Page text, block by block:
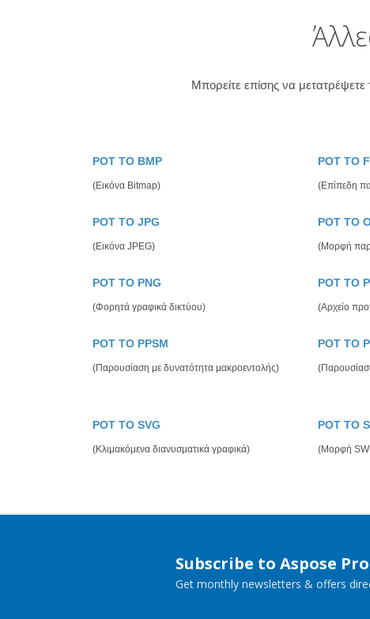
Μπορείτε επίσης να
POT TO BMP
(Εικόνα Bitmap)
POT TO
(Επίπεδη
POT TO JPG
(Εικόνα JPEG)
POT TO
(Μορφή
POT TO PNG
(Φορητά γραφικά δικτύου)
POT TO
(Αρχείο
POT TO PPSM
(Παρουσίαση με δυνατότητα μακροεντολής)
POT TO
POT TO SVG
(Κλιμακόμενα διανυσματικά γραφικά)
POT TO
(Μορφή
Subscribe to Aspose
Get monthly newsletters & offers